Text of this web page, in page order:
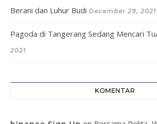
Berani dan Luhur Budi December 29, 2021
Pagoda di Tangerang Sedang Mencari
2021
KOMENTAR